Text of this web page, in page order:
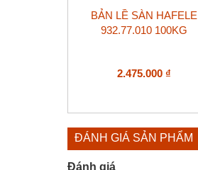
BẢN LỀ SÀN HAFELE
932.77.010 100KG
2.475.000 ₫
ĐÁNH GIÁ SẢN PHẨM
Đánh giá